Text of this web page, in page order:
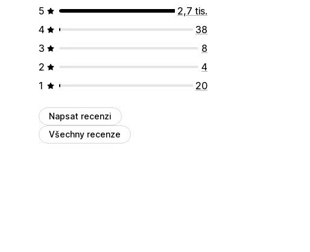
5
2,7 tis.
4
38
3
8
2
4
1
20
Napsat recenzi
Všechny recenze